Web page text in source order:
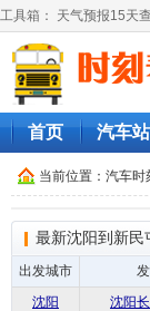
工具箱： 天气预报15天
首页 汽车站
当前位置： 汽车时
最新沈阳到新民
出发城市
沈阳
沈阳